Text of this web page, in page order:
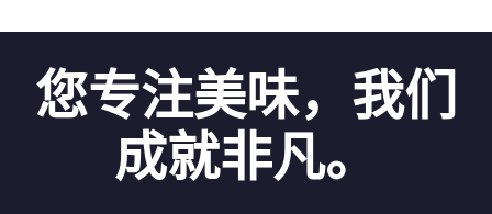
您专注美味，我们
成就非凡。